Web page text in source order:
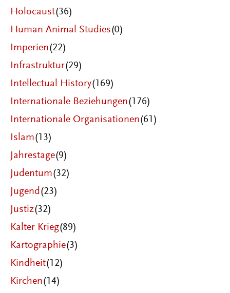
Holocaust(36)
Human Animal Studies(0)
Imperien(22)
Infrastruktur(29)
Intellectual History(169)
Internationale Beziehungen(176)
Internationale Organisationen(61)
Islam(13)
Jahrestage(9)
Judentum(32)
Jugend(23)
Justiz(32)
Kalter Krieg(89)
Kartographie(3)
Kindheit(12)
Kirchen(14)